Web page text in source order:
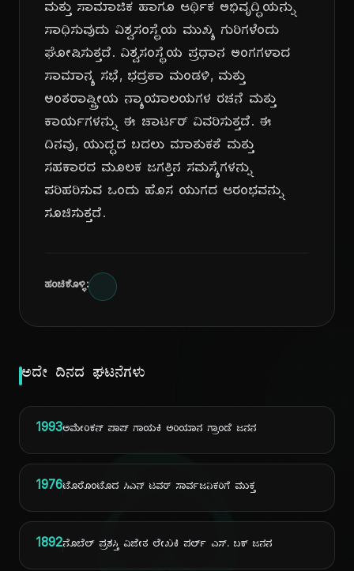
ಮತ್ತು ಸಾಮಾಜಿಕ ಹಾಗೂ ಆರ್ಥಿಕ ಅಭಿವೃದ್ಧಿಯನ್ನು
ಸಾಧಿಸುವುದು ವಿಶ್ವಸಂಸ್ಥೆಯ ಮುಖ್ಯ ಗುರಿಗಳೆಂದು
ಘೋಷಿಸುತ್ತದೆ. ವಿಶ್ವಸಂಸ್ಥೆಯ ಪ್ರಧಾನ ಅಂಗಗಳಾದ
ಸಾಮಾನ್ಯ ಸಭೆ, ಭದ್ರತಾ ಮಂಡಳಿ, ಮತ್ತು
ಅಂತರಾಷ್ಟ್ರೀಯ ನ್ಯಾಯಾಲಯಗಳ ರಚನೆ ಮತ್ತು
ಕಾರ್ಯಗಳನ್ನು ಈ ಚಾರ್ಟರ್ ವಿವರಿಸುತ್ತದೆ. ಈ
ದಿನವು, ಯುದ್ಧದ ಬದಲು ಮಾತುಕತೆ ಮತ್ತು
ಸಹಕಾರದ ಮೂಲಕ ಜಗತ್ತಿನ ಸಮಸ್ಯೆಗಳನ್ನು
ಪರಿಹರಿಸುವ ಒಂದು ಹೊಸ ಯುಗದ ಆರಂಭವನ್ನು
ಸೂಚಿಸುತ್ತದೆ.
ಹಂಚಿಕೊಳ್ಳಿ:
ಅದೇ ದಿನದ ಘಟನೆಗಳು
1993ಅಮೇರಿಕನ್ ಪಾಪ್ ಗಾಯಕಿ ಅರಿಯಾನ ಗ್ರಾಂಡೆ ಜನನ
1976ಟೊರೊಂಟೊದ ಸಿಎನ್ ಟವರ್ ಸಾರ್ವಜನಿಕರಿಗೆ ಮುಕ್ತ
1892ನೊಬೆಲ್ ಪ್ರಶಸ್ತಿ ವಿಜೇತ ಲೇಖಕಿ ಪರ್ಲ್ ಎಸ್. ಬಕ್ ಜನನ